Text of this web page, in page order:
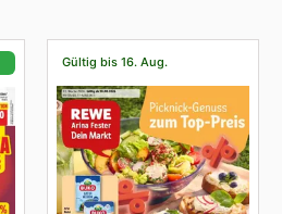
Gültig bis 16. Aug.